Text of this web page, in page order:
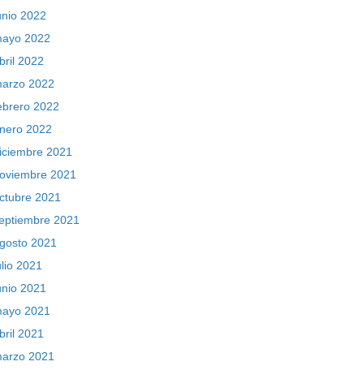
2022
2022
2022
2022
2022
2022
2021
2021
2021
2021
2021
2021
2021
2021
2021
2021